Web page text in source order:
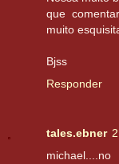
que
muito
Bjss
Responder
tales.ebner